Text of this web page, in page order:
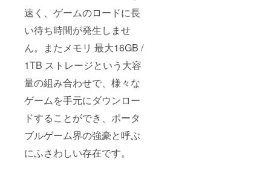
速く、ゲームのロードに長
い待ち時間が発生しませ
ん。またメモリ 最大16GB /
1TB ストレージという大容
量の組み合わせで、様々な
ゲームを手元にダウンロー
ドすることができ、ポータ
ブルゲーム界の強豪と呼ぶ
にふさわしい存在です。